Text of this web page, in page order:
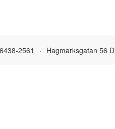
2561 · Hagmarksgatan 56 D